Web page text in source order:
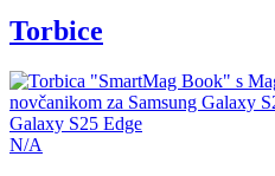
Torbice
Galaxy S25 Edge
N/A